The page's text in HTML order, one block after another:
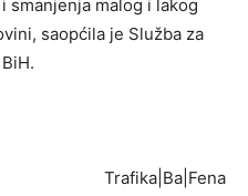
smanjenja malog i lakog
saopćila je Služba za
Trafika|Ba|Fena